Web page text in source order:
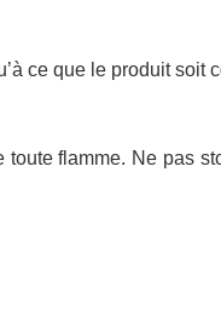
ce que le produit soit
flamme. Ne pas